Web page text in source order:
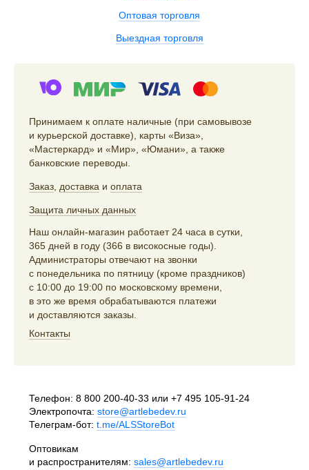
Оптовая торговля
Выездная торговля
Принимаем к оплате наличные (при самовывозе
и курьерской доставке), карты «Виза»,
«Мастеркард» и «Мир», «Юмани», а также
банковские переводы.
Заказ доставка и оплата
Защита личных данных
Наш онлайн-магазин работает 24 часа в сутки,
365 дней в году (366 в високосные годы).
Администраторы отвечают на звонки
с понедельника по пятницу (кроме праздников)
с 10:00 до 19:00 по московскому времени,
в это же время обрабатываются платежи
и доставляются заказы.
Контакты
Телефон: 8 800 200-40-33 или +7 495 105-91-24
Электропочта: store@artlebedev.ru
Телеграм-бот: t.me/ALSStoreBot
Оптовикам
и распространителям: sales@artlebedev.ru